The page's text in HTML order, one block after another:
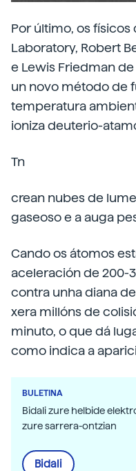
Por último, os físicos
Laboratory, Robert
e Lewis Friedman
un novo método de
temperatura
ioniza deuterio-
Tn
crean nubes de
gaseoso e a auga
Cando os átomos
aceleración de 200-
contra unha diana
xera millóns de
minuto, o que dá
como indica a
BULETINA
Bidali zure helbide
zure sarrera-ontzian
Bidali